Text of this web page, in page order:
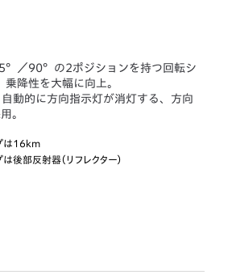
／90°の2ポジションを持つ回転シ
乗降性を大幅に向上。
動的に方向指示灯が消灯する、方向
。
は16km
後部反射器（リフレクター）